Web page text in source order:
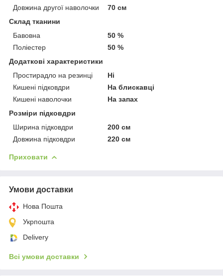
Довжина другої наволочки
70 см
Склад тканини
Бавовна
50 %
Поліестер
50 %
Додаткові характеристики
Простирадло на резинці
Ні
Кишені підковдри
На блискавці
Кишені наволочки
На запах
Розміри підковдри
Ширина підковдри
200 см
Довжина підковдри
220 см
Приховати
Умови доставки
Нова Пошта
Укрпошта
Delivery
Всі умови доставки